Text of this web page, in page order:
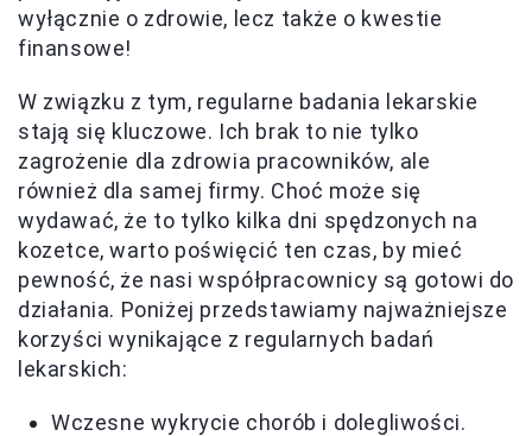
wyłącznie o zdrowie, lecz także o kwestie
finansowe!
W związku z tym, regularne badania lekarskie
stają się kluczowe. Ich brak to nie tylko
zagrożenie dla zdrowia pracowników, ale
również dla samej firmy. Choć może się
wydawać, że to tylko kilka dni spędzonych na
kozetce, warto poświęcić ten czas, by mieć
pewność, że nasi współpracownicy są gotowi do
działania. Poniżej przedstawiamy najważniejsze
korzyści wynikające z regularnych badań
lekarskich:
Wczesne wykrycie chorób i dolegliwości.